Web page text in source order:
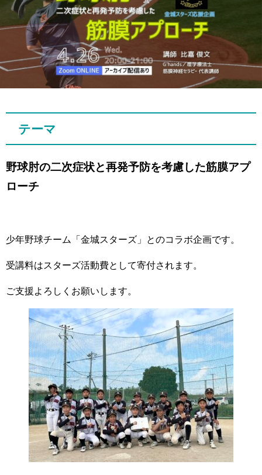
テーマ
野球肘の二次症状と再発予防を考慮した筋膜アプ
ローチ
少年野球チーム「金城スターズ」とのコラボ企画です。
受講料はスターズ活動費として寄付されます。
ご支援よろしくお願いします。